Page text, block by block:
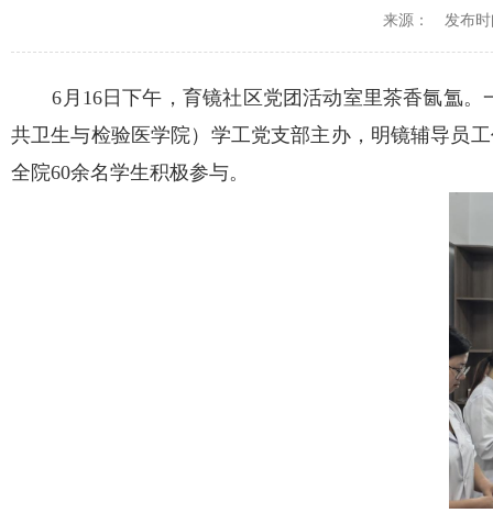
来源： 发布
6月16日下午，育镜社区党团活动室里茶香氤氲
共卫生与检验医学院）学工党支部主办，明镜辅导员
全院60余名学生积极参与。